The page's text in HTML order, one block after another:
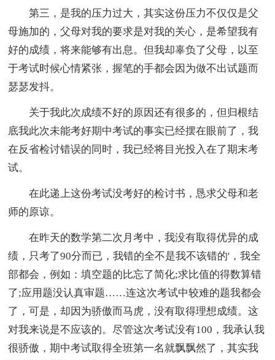
第三，是我的压力过大，其实这份压力不仅仅是父
母施加的，父母对我的要求是对我的关心，是希望我有
好的成绩，将来能够有出息。但我却辜负了父母，以至
于考试时候心情紧张，握笔的手都会因为做不出试题而
瑟瑟发抖。
关于我此次成绩不好的原因还有很多的，但归根结
底我此次未能考好期中考试的事实已经摆在眼前了，我
在反省检讨错误的同时，我已经将目光投入在了期末考
试。
在此递上这份考试没考好的检讨书，恳求父母和老
师的原谅。
在昨天的数学第二次月考中，我没有取得优异的成
绩，只考了90分而已，我错的全不是我不该错的'，我全
部都会，例如：填空题的比忘了简化;求比值的得数算错
了;应用题没认真审题……连这次考试中较难的题我都会
了，可是，却因为骄傲而马虎，没有取得理想成绩。这
对我来说是不应该的。尽管这次考试没有100，我承认我
很骄傲，期中考试取得全班第一名就飘飘然了，其实我